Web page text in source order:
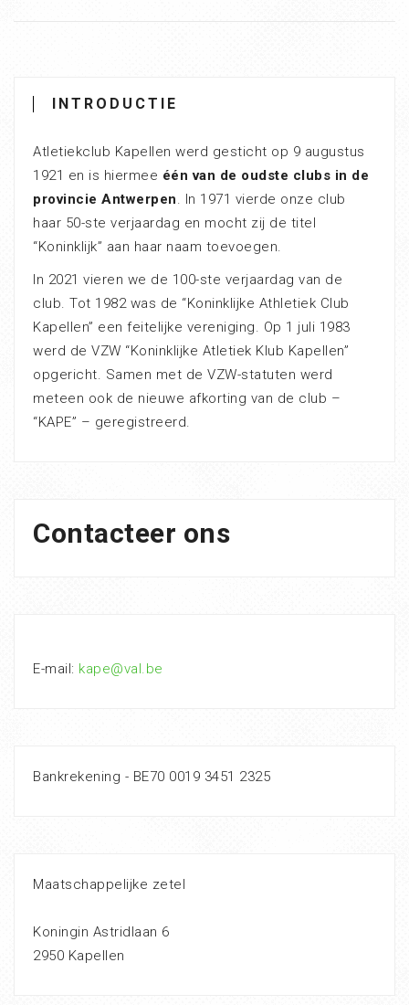
INTRODUCTIE
Atletiekclub Kapellen werd gesticht op 9 augustus
1921 en is hiermee één van de oudste clubs in de
provincie Antwerpen. In 1971 vierde onze club
haar 50-ste verjaardag en mocht zij de titel
“Koninklijk” aan haar naam toevoegen.
In 2021 vieren we de 100-ste verjaardag van de
club. Tot 1982 was de “Koninklijke Athletiek Club
Kapellen” een feitelijke vereniging. Op 1 juli 1983
werd de VZW “Koninklijke Atletiek Klub Kapellen”
opgericht. Samen met de VZW-statuten werd
meteen ook de nieuwe afkorting van de club –
“KAPE” – geregistreerd.
Contacteer ons
E-mail: kape@val.be
Bankrekening - BE70 0019 3451 2325
Maatschappelijke zetel
Koningin Astridlaan 6
2950 Kapellen